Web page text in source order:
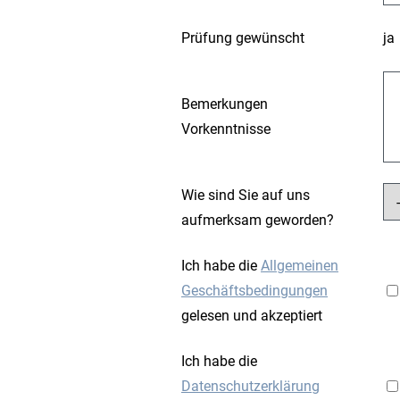
Prüfung gewünscht ja
Bemerkungen
Vorkenntnisse
Wie sind Sie auf uns
aufmerksam geworden?
Ich habe die Allgemeinen
Geschäftsbedingungen
gelesen und akzeptiert
Ich habe die
Datenschutzerklärung